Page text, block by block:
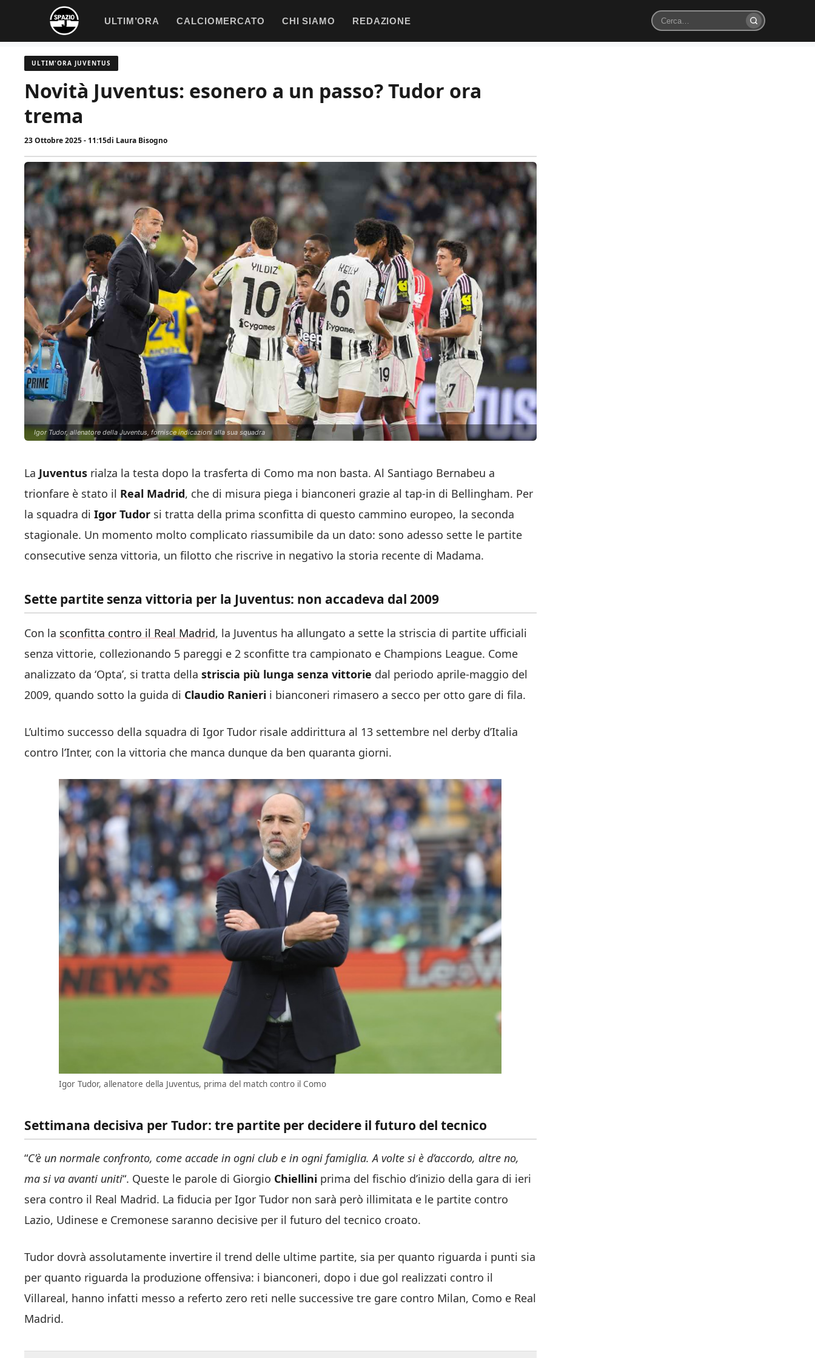
contenuto
ULTIM’ORA CALCIOMERCATO CHI SIAMO REDAZIONE
Cerca
ULTIM'ORA JUVENTUS
Novità Juventus: esonero a un passo? Tudor ora
trema
23 Ottobre 2025 - 11:15di Laura Bisogno
Igor Tudor, allenatore della Juventus, fornisce indicazioni alla sua squadra
La Juventus rialza la testa dopo la trasferta di Como ma non basta. Al Santiago Bernabeu a
trionfare è stato il Real Madrid, che di misura piega i bianconeri grazie al tap-in di Bellingham. Per
la squadra di Igor Tudor si tratta della prima sconfitta di questo cammino europeo, la seconda
stagionale. Un momento molto complicato riassumibile da un dato: sono adesso sette le partite
consecutive senza vittoria, un filotto che riscrive in negativo la storia recente di Madama.
Sette partite senza vittoria per la Juventus: non accadeva dal 2009
Con la sconfitta contro il Real Madrid, la Juventus ha allungato a sette la striscia di partite ufficiali
senza vittorie, collezionando 5 pareggi e 2 sconfitte tra campionato e Champions League. Come
analizzato da ‘Opta’, si tratta della striscia più lunga senza vittorie dal periodo aprile-maggio del
2009, quando sotto la guida di Claudio Ranieri i bianconeri rimasero a secco per otto gare di fila.
L’ultimo successo della squadra di Igor Tudor risale addirittura al 13 settembre nel derby d’Italia
contro l’Inter, con la vittoria che manca dunque da ben quaranta giorni.
Igor Tudor, allenatore della Juventus, prima del match contro il Como
Settimana decisiva per Tudor: tre partite per decidere il futuro del tecnico
“C’è un normale confronto, come accade in ogni club e in ogni famiglia. A volte si è d’accordo, altre no,
ma si va avanti uniti“. Queste le parole di Giorgio Chiellini prima del fischio d’inizio della gara di ieri
sera contro il Real Madrid. La fiducia per Igor Tudor non sarà però illimitata e le partite contro
Lazio, Udinese e Cremonese saranno decisive per il futuro del tecnico croato.
Tudor dovrà assolutamente invertire il trend delle ultime partite, sia per quanto riguarda i punti sia
per quanto riguarda la produzione offensiva: i bianconeri, dopo i due gol realizzati contro il
Villareal, hanno infatti messo a referto zero reti nelle successive tre gare contro Milan, Como e Real
Madrid.